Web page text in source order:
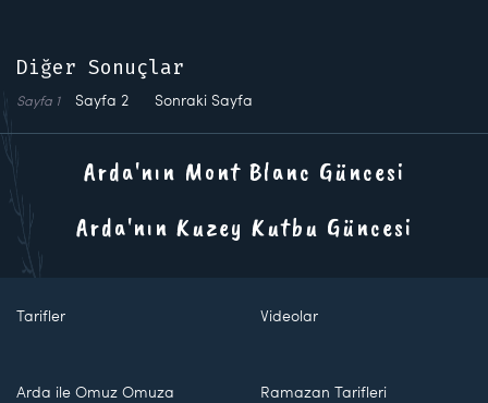
Diğer Sonuçlar
Sayfa 1 Sayfa 2 Sonraki Sayfa
Arda'nın Mont Blanc Güncesi
Arda'nın Kuzey Kutbu Güncesi
Tarifler Videolar
Arda ile Omuz Omuza Ramazan Tarifleri